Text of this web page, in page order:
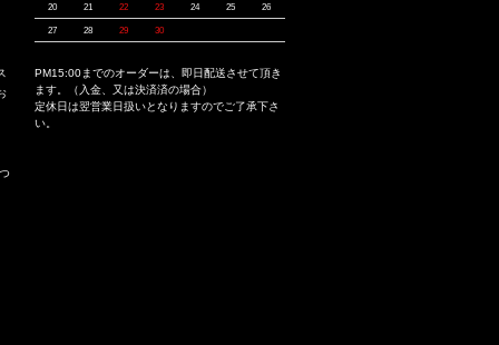
20 21 22 23 24 25 26
27 28 29 30
PM15:00までのオーダーは、即日配送させて頂き
ます。（入金、又は決済済の場合）
定休日は翌営業日扱いとなりますのでご了承下さ
い。